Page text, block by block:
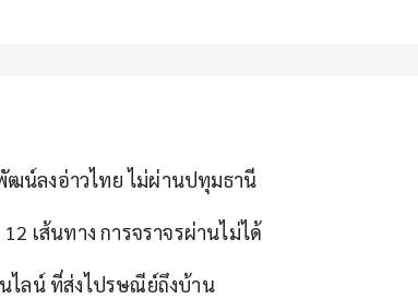
ฒน์ลงอ่าวไทย ไม่ผ่านปทุมธานี
เส้นทาง การจราจรผ่านไม่ได้
ไลน์ ที่ส่งไปรษณีย์ถึงบ้าน